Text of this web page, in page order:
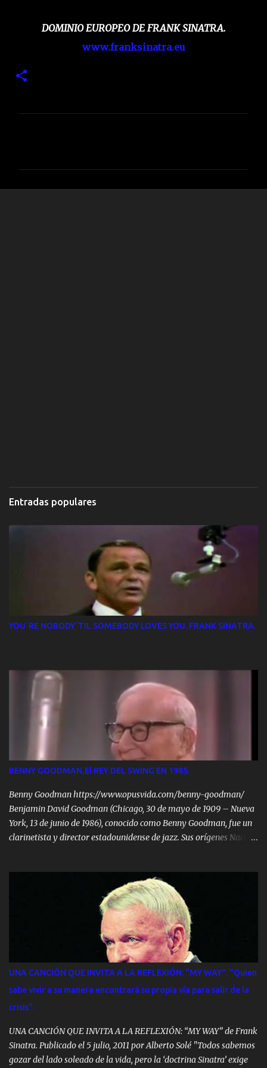
DOMINIO EUROPEO DE FRANK SINATRA.
www.franksinatra.eu
Entradas populares
YOU´RE NOBODY´TIL SOMEBODY LOVES YOU. FRANK SINATRA.
BENNY GOODMAN,El REY DEL SWING EN 1985.
Benny Goodman https://www.opusvida.com/benny-goodman/
Benjamin David Goodman (Chicago, 30 de mayo de 1909 – Nueva
York, 13 de junio de 1986), conocido como Benny Goodman, fue un
clarinetista y director estadounidense de jazz. Sus orígenes Nacido
de inmigrantes judíos polacos. Animado por su padre para
aprender un instrumento musical, Benny y dos de sus hermanos
tomaron lecciones de clarinete en la Sinagoga de Kehelah Jacob y
más adelante en la Hull House, un establecimiento fundado por el
reformador Jane Addams. Desde sus inicios, Goodman exhibió un
talento excepcional y fue apoyado y apadrinado por James
Sylvester y más tarde por el renombrado Franz Schoepp. Goodman
hizo sus primeras ejecuciones en público antes de entrar en la
adolescencia y muy pronto compartió escenarios con gente de la
talla de Jimmy McPartland, Frank ...
UNA CANCIÓN QUE INVITA A LA REFLEXIÓN: “MY WAY". "Quien
sabe vivir a su manera encontrará su propia vía para salir de la
crisis".
UNA CANCIÓN QUE INVITA A LA REFLEXIÓN: “MY WAY” de Frank
Sinatra. Publicado el 5 julio, 2011 por Alberto Solé "Todos sabemos
gozar del lado soleado de la vida, pero la ‘doctrina Sinatra’ exige